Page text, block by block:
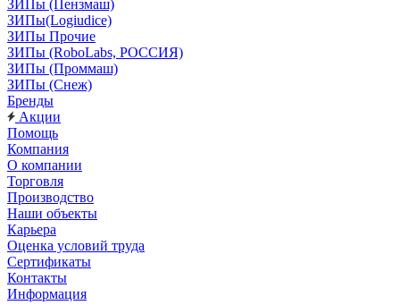
ЗИПы (Пензмаш)
ЗИПы(Logiudice)
ЗИПы Прочие
ЗИПы (RoboLabs, РОССИЯ)
ЗИПы (Проммаш)
ЗИПы (Снеж)
Бренды
Акции
Помощь
Компания
О компании
Торговля
Производство
Наши объекты
Карьера
Оценка условий труда
Сертификаты
Контакты
Информация